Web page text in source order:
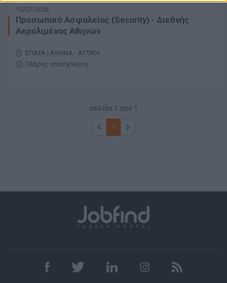
15/07/2026
Προσωπικό Ασφαλείας (Security) - Διεθνής
Αερολιμένας Αθηνών
ΣΠΑΤΑ | ΑΘΗΝΑ - ΑΤΤΙΚΗ
Πλήρης απασχόληση
σελίδα 1 από 1
1